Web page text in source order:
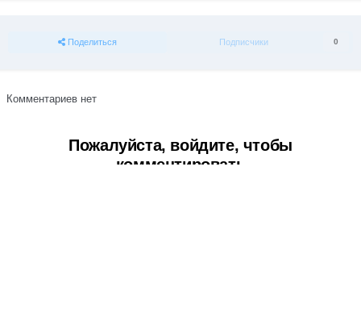
Поделиться Подписчики 0
Комментариев нет
Пожалуйста, войдите, чтобы
комментировать